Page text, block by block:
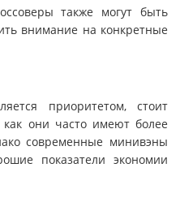
также могут быть
внимание на конкретные
приоритетом, стоит
как они часто имеют более
современные минивэны
показатели экономии